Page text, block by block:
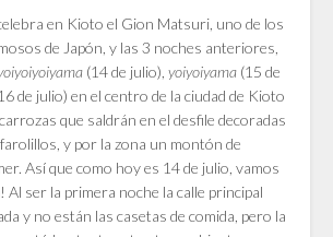
en Kioto el Gion Matsuri, uno de los
de Japón, y las 3 noches anteriores,
(14 de julio),yoiyoiyama (15 de
de julio) en el centro de la ciudad de Kioto
que saldrán en el desfile decoradas
y por la zona un montón de
Así que como hoy es 14 de julio, vamos
! Al ser la primera noche la calle principal
y no están las casetas de comida, pero la